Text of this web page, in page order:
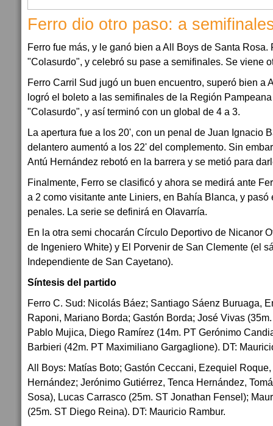
Ferro dio otro paso: a
Ferro fue más, y le ganó bien a All Boys de Santa Rosa.
"Colasurdo", y celebró su pase a semifinales. Se viene
Ferro Carril Sud jugó un buen encuentro, superó bien a
logró el boleto a las semifinales de la Región
"Colasurdo", y así terminó con un global de 4 a 3.
La apertura fue a los 20', con un penal de Juan Ignacio
delantero aumentó a los 22' del complemento. Sin
Antú Hernández rebotó en la barrera y se metió para
Finalmente, Ferro se clasificó y ahora se medirá ante
a 2 como visitante ante Liniers, en Bahía Blanca, y pasó
penales. La serie se definirá en Olavarría.
En la otra semi chocarán Círculo Deportivo de Nicanor
de Ingeniero White) y El Porvenir de San Clemente (el
Independiente de San Cayetano).
Síntesis del partido
Ferro C. Sud: Nicolás Báez; Santiago Sáenz Buruaga,
Raponi, Mariano Borda; Gastón Borda; José Vivas
Pablo Mujica, Diego Ramírez (14m. PT Gerónimo
Barbieri (42m. PT Maximiliano Gargaglione). DT:
All Boys: Matías Boto; Gastón Ceccani, Ezequiel
Hernández; Jerónimo Gutiérrez, Tenca Hernández,
Sosa), Lucas Carrasco (25m. ST Jonathan Fensel);
(25m. ST Diego Reina). DT: Mauricio Rambur.